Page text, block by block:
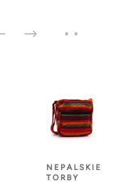
NEPALSKIE
TORBY